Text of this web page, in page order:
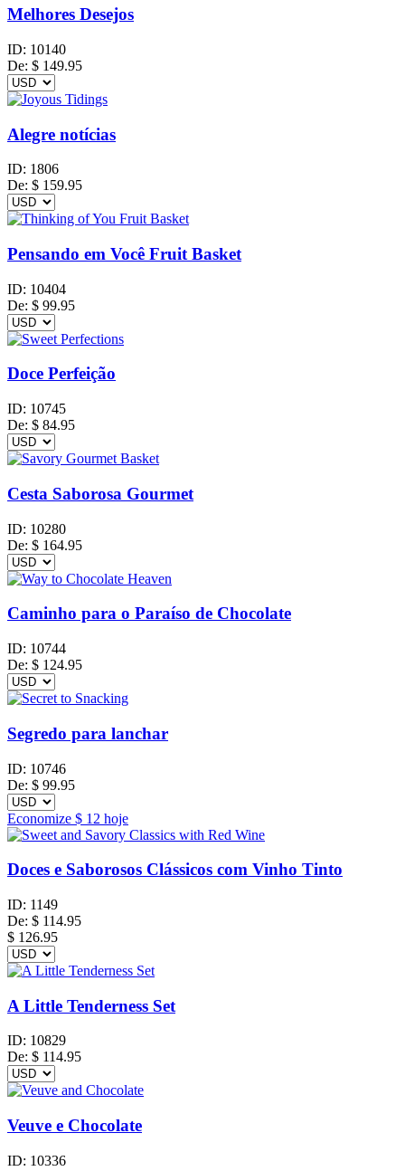
Melhores Desejos
ID: 10140
De: $ 149.95
Alegre notícias
ID: 1806
De: $ 159.95
Pensando em Você Fruit Basket
ID: 10404
De: $ 99.95
Doce Perfeição
ID: 10745
De: $ 84.95
Cesta Saborosa Gourmet
ID: 10280
De: $ 164.95
Caminho para o Paraíso de Chocolate
ID: 10744
De: $ 124.95
Segredo para lanchar
ID: 10746
De: $ 99.95
Economize $ 12 hoje
Doces e Saborosos Clássicos com Vinho Tinto
ID: 1149
De: $ 114.95
$ 126.95
A Little Tenderness Set
ID: 10829
De: $ 114.95
Veuve e Chocolate
ID: 10336